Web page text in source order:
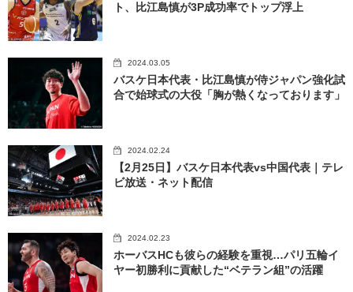
ト、比江島慎が3P成功率でトップ浮上
2024.03.05
バスケ日本代表・比江島慎が侍ジャパン強化試
合で始球式の大役「胸が熱くなっております」
2024.02.24
【2月25日】バスケ日本代表vs中国代表｜テレ
ビ放送・ネット配信
2024.02.23
ホーバスHCも彼らの経験を重視…パリ五輪イ
ヤー初勝利に貢献した“ベテラン組”の活躍